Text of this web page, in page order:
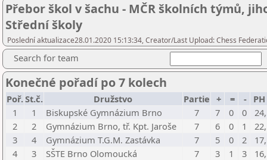
Přebor škol v šachu - MČR školních týmů,
Střední školy
Poslední aktualizace28.01.2020 15:13:34, Creator/Last Upload: Chess
Search for team
Konečné pořadí po 7 kolech
Poř.St.č. Družstvo Partie + = -
1
1 Biskupské Gymnázium Brno 7 7 0 0
2
2 Gymnázium Brno, tř. Kpt. Jaroše 7 6 0 1
3
4 Gymnázium T.G.M. Zastávka 7 5 0 2
4
3 SŠTE Brno Olomoucká 7 3 1 3